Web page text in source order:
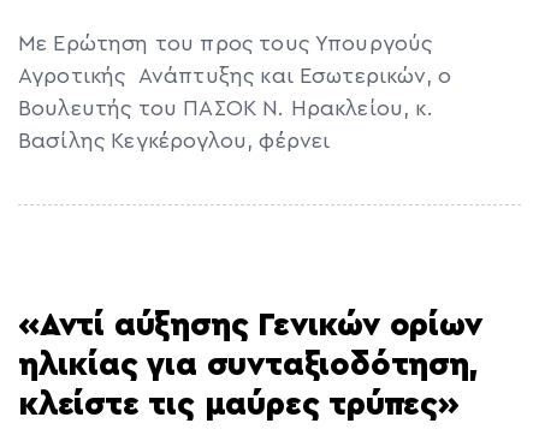
Με Ερώτηση του προς τους Υπουργούς
Αγροτικής Ανάπτυξης και Εσωτερικών, ο
Βουλευτής του ΠΑΣΟΚ Ν. Ηρακλείου, κ.
Βασίλης Κεγκέρογλου, φέρνει
«Αντί αύξησης Γενικών ορίων
ηλικίας για συνταξιοδότηση,
κλείστε τις μαύρες τρύπες»